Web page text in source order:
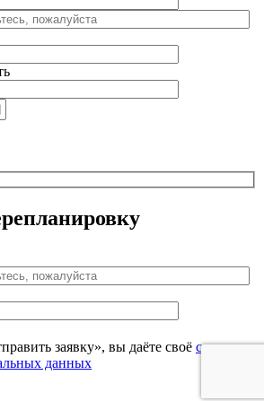
заявку», вы даёте своё согласие
данных